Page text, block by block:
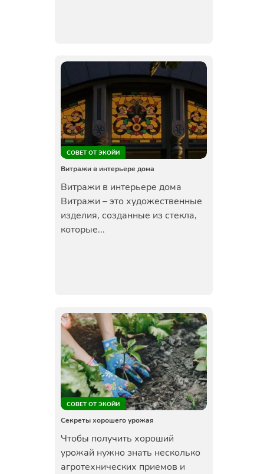
СОВЕТ ОТ ЭКОЙИ
Витражи в интерьере дома
Витражи в интерьере дома
Витражи – это художественные
изделия, созданные из стекла,
которые...
СОВЕТ ОТ ЭКОЙИ
Секреты хорошего урожая
Чтобы получить хороший
урожай нужно знать несколько
агротехнических приемов и